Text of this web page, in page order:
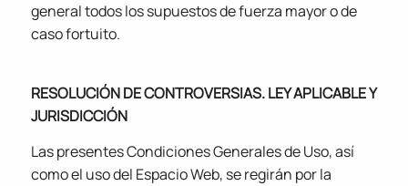
general todos los supuestos de fuerza mayor o de
caso fortuito.
RESOLUCIÓN DE CONTROVERSIAS. LEY APLICABLE Y
JURISDICCIÓN
Las presentes Condiciones Generales de Uso, así
como el uso del Espacio Web, se regirán por la